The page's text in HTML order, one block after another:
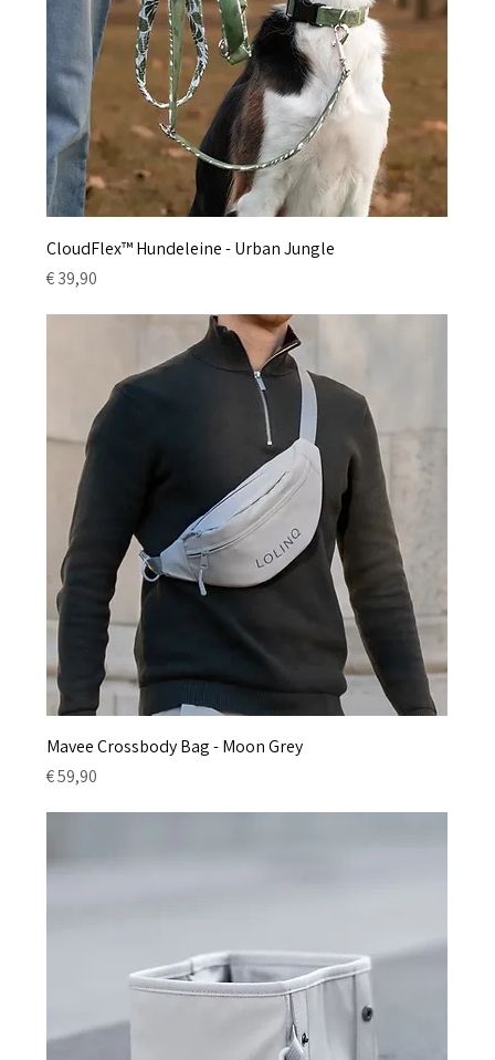
CloudFlex™ Hundeleine - Urban Jungle
Preis
€ 39,90
Mavee Crossbody Bag - Moon Grey
Preis
€ 59,90